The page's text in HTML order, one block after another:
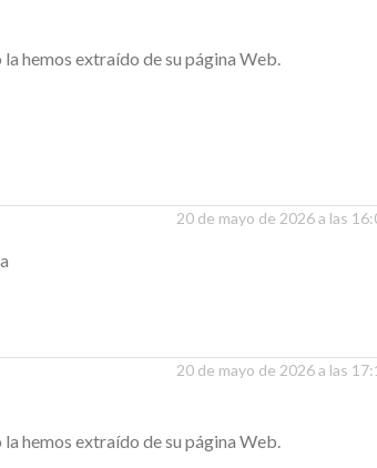
hemos extraído de su página Web.
20 de mayo de 2026 a las
20 de mayo de 2026 a las
hemos extraído de su página Web.